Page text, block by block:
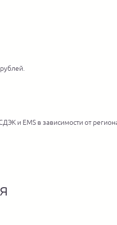
и EMS в зависимости от